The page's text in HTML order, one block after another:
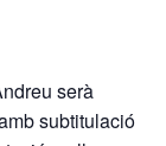
serà
subtitulació